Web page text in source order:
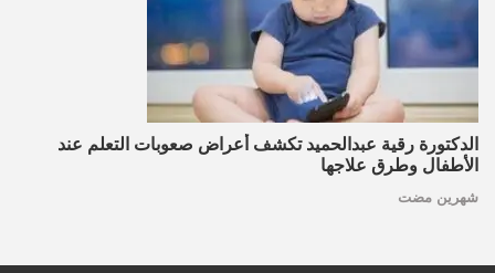
الدكتورة رقية عبدالحميد تكشف أعراض صعوبات التعلم عند
الأطفال وطرق علاجها
شهرين مضت